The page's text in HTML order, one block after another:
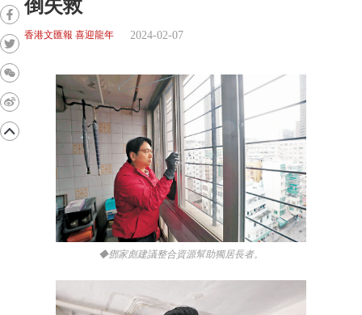
倒失救
香港文匯報 喜迎龍年 2024-02-07
◆鄧家彪建議整合資源幫助獨居長者。